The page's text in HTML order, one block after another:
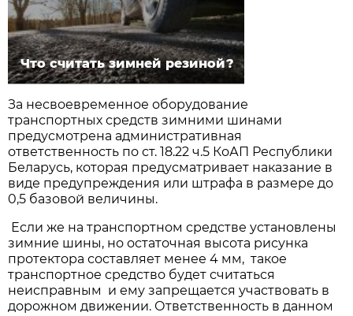
Что считать зимней резиной?
За несвоевременное оборудование
транспортных средств зимними шинами
предусмотрена административная
ответственность по ст. 18.22 ч.5 КоАП Республики
Беларусь, которая предусматривает наказание в
виде предупреждения или штрафа в размере до
0,5 базовой величины.
Если же на транспортном средстве установлены
зимние шины, но остаточная высота рисунка
протектора составляет менее 4 мм, такое
транспортное средство будет считаться
неисправным и ему запрещается участвовать в
дорожном движении. Ответственность в данном